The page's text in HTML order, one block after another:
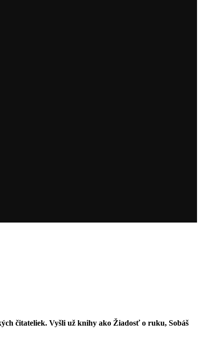
čitateliek. Vyšli už knihy ako Žiadosť o ruku, Sobáš